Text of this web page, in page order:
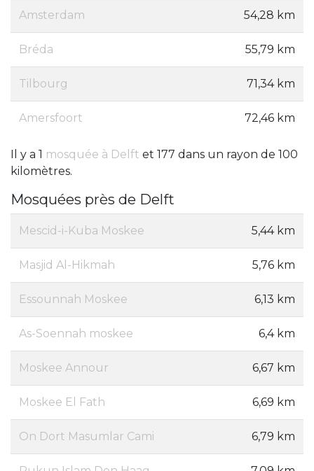
Amsterdam 54,28 km
Bréda 55,79 km
Tilbourg 71,34 km
Amersfoort 72,46 km
Il y a 1 mosquée à Delft et 177 dans un rayon de 100
kilomètres.
Mosquées près de Delft
Mescid-i-Kuba Moskee 5,44 km
Masjid Al-Hikmah 5,76 km
Essounnah Moskee 6,13 km
As-Soennah moskee 6,4 km
Moskee Annour 6,67 km
Moskee El Fath 6,69 km
On Dort Masumlar Cami 6,79 km